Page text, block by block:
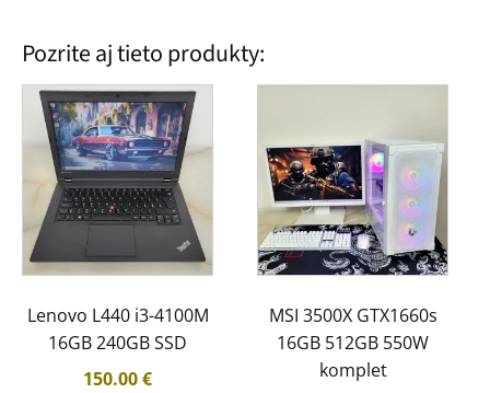
Pozrite aj tieto produkty:
Lenovo L440 i3-4100M
16GB 240GB SSD
150.00€
MSI 3500X GTX1660s
16GB 512GB 550W
komplet